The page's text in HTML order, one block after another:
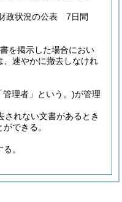
政状況の公表 7日間
を掲示した場合におい
速やかに撤去しなけれ
管理者」という。)が管理
されない文書があるとき
できる。
。